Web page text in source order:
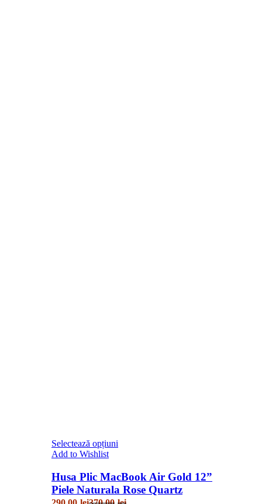
Selectează opțiuni
Add to Wishlist
Husa Plic MacBook Air Gold 12”
Piele Naturala Rose Quartz